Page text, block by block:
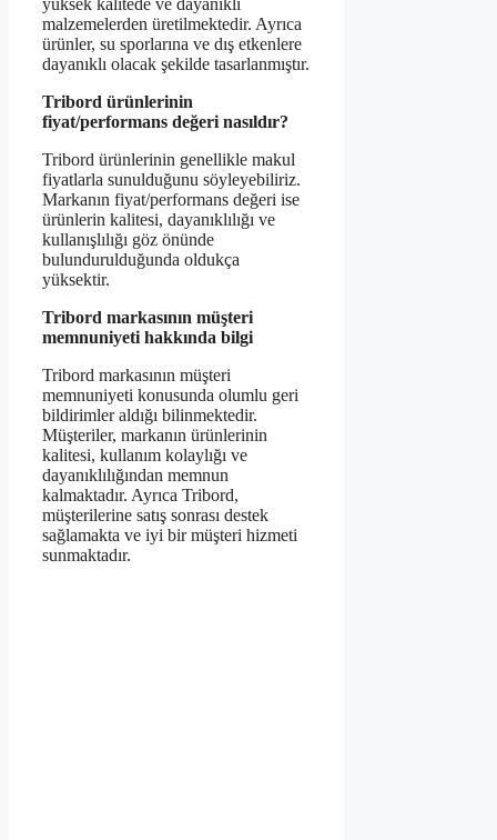
yüksek kalitede ve dayanıklı
malzemelerden üretilmektedir. Ayrıca
ürünler, su sporlarına ve dış etkenlere
dayanıklı olacak şekilde tasarlanmıştır.
Tribord ürünlerinin
fiyat/performans değeri nasıldır?
Tribord ürünlerinin genellikle makul
fiyatlarla sunulduğunu söyleyebiliriz.
Markanın fiyat/performans değeri ise
ürünlerin kalitesi, dayanıklılığı ve
kullanışlılığı göz önünde
bulundurulduğunda oldukça
yüksektir.
Tribord markasının müşteri
memnuniyeti hakkında bilgi
Tribord markasının müşteri
memnuniyeti konusunda olumlu geri
bildirimler aldığı bilinmektedir.
Müşteriler, markanın ürünlerinin
kalitesi, kullanım kolaylığı ve
dayanıklılığından memnun
kalmaktadır. Ayrıca Tribord,
müşterilerine satış sonrası destek
sağlamakta ve iyi bir müşteri hizmeti
sunmaktadır.